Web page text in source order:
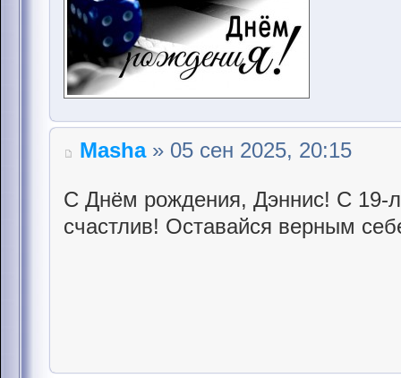
Masha» 05 сен 2025, 20:15
С Днём рождения, Дэннис! С 19-
счастлив! Оставайся верным